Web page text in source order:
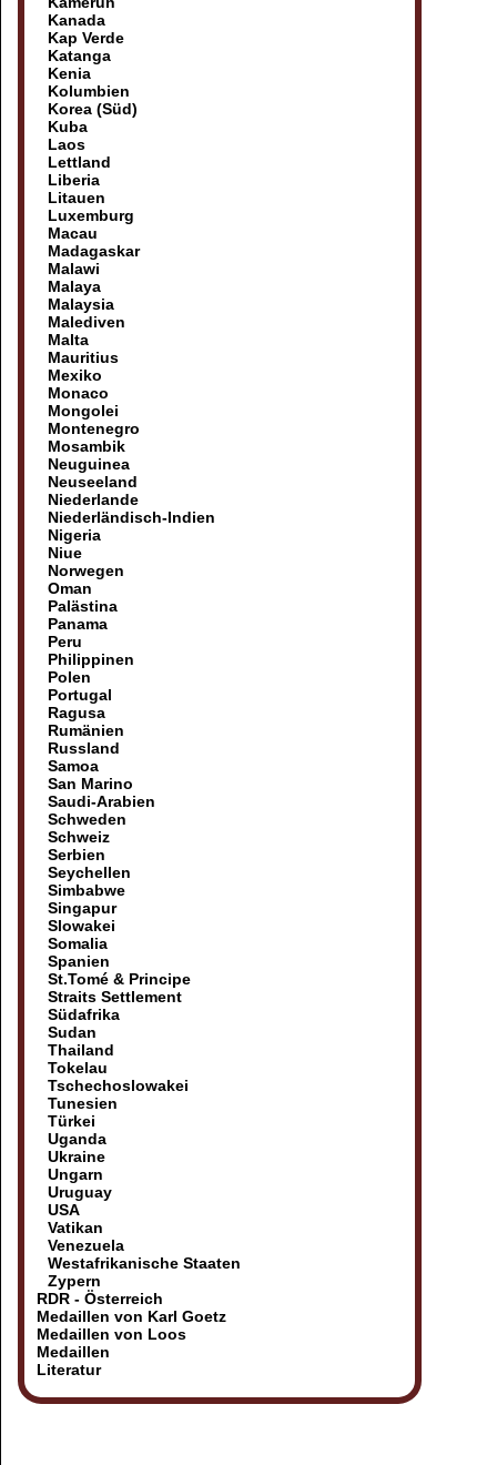
Kanada
Kap Verde
Katanga
Kenia
Kolumbien
Korea (Süd)
Kuba
Laos
Lettland
Liberia
Litauen
Luxemburg
Macau
Madagaskar
Malawi
Malaya
Malaysia
Malediven
Malta
Mauritius
Mexiko
Monaco
Mongolei
Montenegro
Mosambik
Neuguinea
Neuseeland
Niederlande
Niederländisch-Indien
Nigeria
Niue
Norwegen
Oman
Palästina
Panama
Peru
Philippinen
Polen
Portugal
Ragusa
Rumänien
Russland
Samoa
San Marino
Saudi-Arabien
Schweden
Schweiz
Serbien
Seychellen
Simbabwe
Singapur
Slowakei
Somalia
Spanien
St.Tomé & Principe
Straits Settlement
Südafrika
Sudan
Thailand
Tokelau
Tschechoslowakei
Tunesien
Türkei
Uganda
Ukraine
Ungarn
Uruguay
USA
Vatikan
Venezuela
Westafrikanische Staaten
Zypern
RDR - Österreich
Medaillen von Karl Goetz
Medaillen von Loos
Medaillen
Literatur